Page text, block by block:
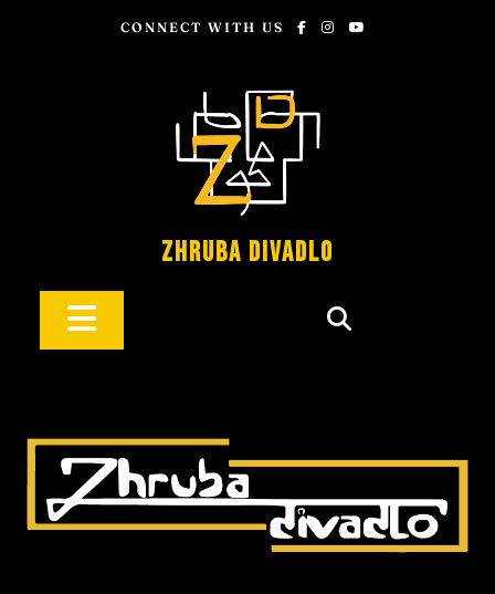
CONNECT WITH US
Zhruba Divadlo